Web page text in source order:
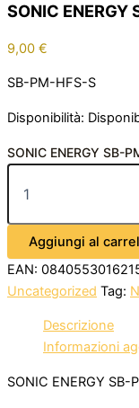
SONIC
9,00 €
SB-PM-HFS-S
Disponibilità:
SONIC ENERGY SB-
Aggiungi al
EAN:
Uncategorized Tag:
Descrizione
Informazioni
SONIC ENERGY SB-